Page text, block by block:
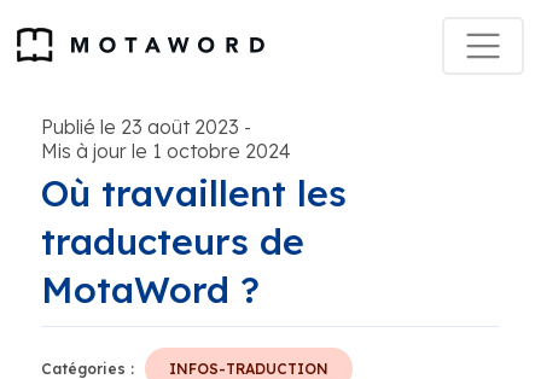
Publié le 23 août 2023 -
Mis à jour le 1 octobre 2024
Où travaillent les
traducteurs de
MotaWord ?
Catégories : INFOS-TRADUCTION